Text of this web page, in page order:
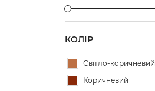
КОЛІР
Світло-коричневий
Коричневий